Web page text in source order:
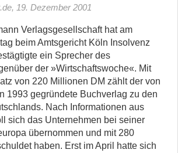
, 19. Dezember 2001
Verlagsgesellschaft hat am
beim Amtsgericht Köln Insolvenz
ein Sprecher des
der »Wirtschaftswoche«. Mit
von 220 Millionen DM zählt der von
1993 gegründete Buchverlag zu den
Nach Informationen aus
sich das Unternehmen bei seiner
übernommen und mit 280
haben. Erst im April hatte sich